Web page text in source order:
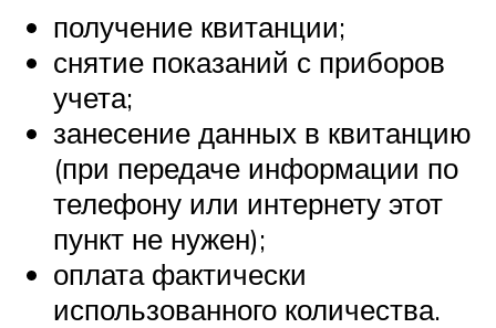
получение квитанции;
снятие показаний с приборов
учета;
занесение данных в квитанцию
(при передаче информации по
телефону или интернету этот
пункт не нужен);
оплата фактически
использованного количества.